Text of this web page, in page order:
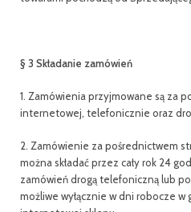
§ 3 Składanie zamówień
1. Zamówienia przyjmowane są za
internetowej, telefonicznie oraz
2. Zamówienie za pośrednictwem
można składać przez cały rok 24
zamówień drogą telefoniczną lub
możliwe wyłącznie w dni robocze